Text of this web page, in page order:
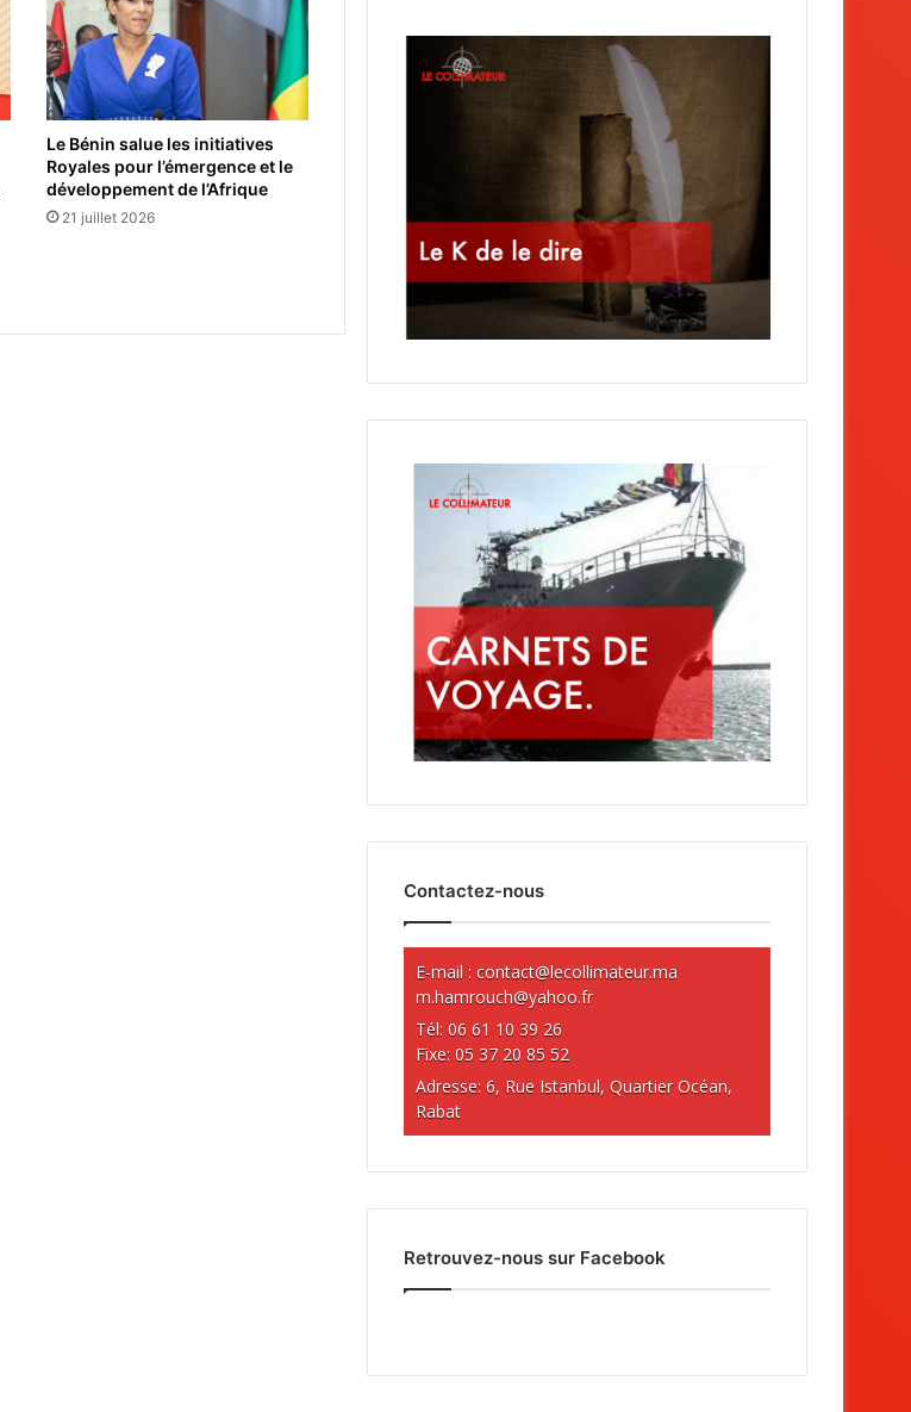
Le Bénin salue les initiatives
Royales pour l’émergence et le
développement de l’Afrique
21 juillet 2026
Contactez-nous
E-mail :contact@lecollimateur.ma
m.hamrouch@yahoo.fr
Tél: 06 61 10 39 26
Fixe: 05 37 20 85 52
Adresse: 6, Rue Istanbul, Quartier Océan,
Rabat
Retrouvez-nous sur Facebook